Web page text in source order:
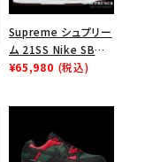
Supreme シュプリー
ム 21SS Nike SB
Dunk Low ナイキSB
¥65,980 (税込)